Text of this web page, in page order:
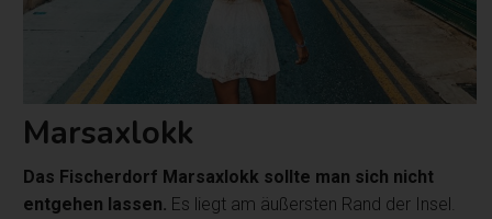
Marsaxlokk
Das Fischerdorf Marsaxlokk sollte man sich nicht
entgehen lassen. Es liegt am äußersten Rand der Insel.